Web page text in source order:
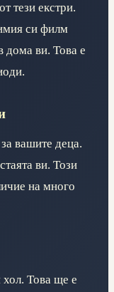
тези екстри.
си филм
дома ви. Това е
вашите деца.
ви. Този
на много
хол. Това ще е